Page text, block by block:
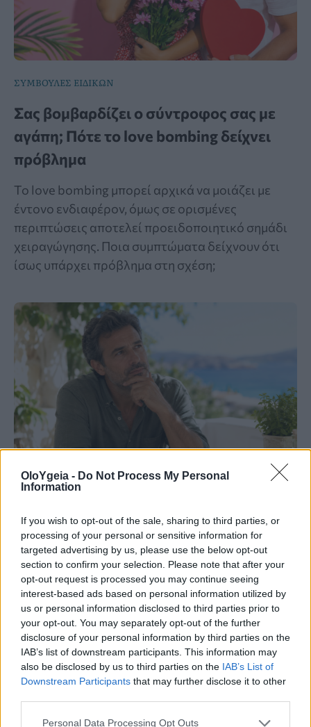
OloYgeia - Do Not Process My Personal
Information
If you wish to opt-out of the sale, sharing to third parties, or
processing of your personal or sensitive information for
targeted advertising by us, please use the below opt-out
section to confirm your selection. Please note that after your
opt-out request is processed you may continue seeing
interest-based ads based on personal information utilized by
us or personal information disclosed to third parties prior to
your opt-out. You may separately opt-out of the further
disclosure of your personal information by third parties on the
IAB’s list of downstream participants. This information may
also be disclosed by us to third parties on the IAB’s List of
Downstream Participants that may further disclose it to other
Personal Data Processing Opt Outs
ΣΥΜΒΟΥΛΕΣ ΕΙΔΙΚΩΝ
Σας βομβαρδίζει ο σύντροφος σας με
αγάπη; Πότε το love bombing δείχνει
πρόβλημα
Το love bombing μπορεί αρχικά να μοιάζει με
έντονο ενδιαφέρον, όμως σε ορισμένες
περιπτώσεις αποτελεί προειδοποιητικό σημάδι
χειραγώγησης. Ποια συμπτώματα δείχνουν ότι
ίσως υπάρχει πρόβλημα στη σχέση;
ΠΟΤΕ ΕΙΝΑΙ ΑΠΑΡΑΙΤΗΤΟ
Αυξημένη χοληστερίνη: Πότε δεν είναι
αναγκαία τα φάρμακα; Τι έδειξε μελέτη
Η αυξημένη χοληστερίνη δεν σημαίνει πάντα ότι
χρειάζεται φαρμακευτική αγωγή, καθώς η
απόφαση βασίζεται στον συνολικό
καρδιαγγειακό κίνδυνο και σε άλλους
παράγοντες υγείας. Πότε αρκούν οι αλλαγές στον